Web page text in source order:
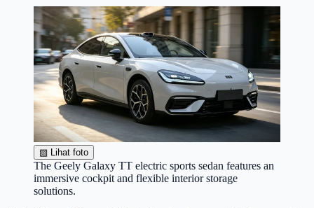
▧ Lihat foto
The Geely Galaxy TT electric sports sedan features an
immersive cockpit and flexible interior storage
solutions.